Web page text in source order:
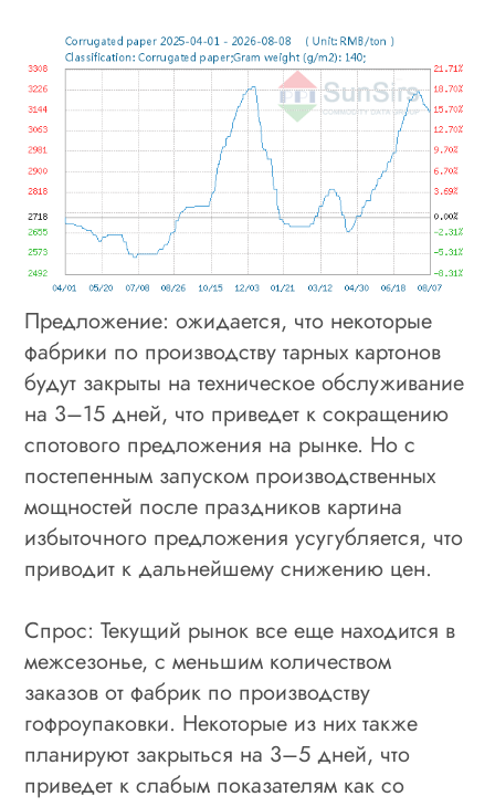
Предложение: ожидается, что некоторые
фабрики по производству тарных картонов
будут закрыты на техническое обслуживание
на 3–15 дней, что приведет к сокращению
спотового предложения на рынке. Но с
постепенным запуском производственных
мощностей после праздников картина
избыточного предложения усугубляется, что
приводит к дальнейшему снижению цен.
Спрос: Текущий рынок все еще находится в
межсезонье, с меньшим количеством
заказов от фабрик по производству
гофроупаковки. Некоторые из них также
планируют закрыться на 3–5 дней, что
приведет к слабым показателям как со